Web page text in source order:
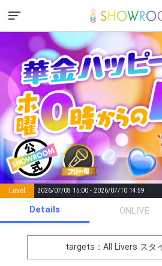
Level 2026/07/08 15:00 - 2026/07/10 14:59
Points List of Goal
0 Event Begins!
イベントに対する意気
Details ONLIVE
targets：All Livers スタ